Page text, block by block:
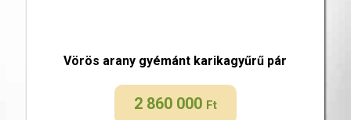
Vörös arany gyémánt karikagyűrű pár
2 860 000 Ft